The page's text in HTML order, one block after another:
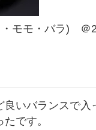
・モモ・バラ)
良いバランスで入
です。